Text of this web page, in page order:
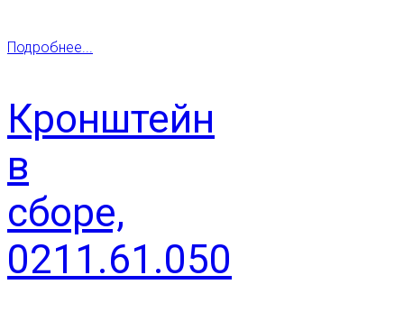
Подробнее...
Кронштейн
в
сборе,
0211.61.050